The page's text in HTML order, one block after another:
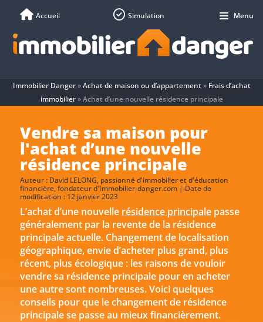
Immobilier Danger»Achat de maison ou d’appartement» Frais d’achat
immobilier»Achat d’une nouvelle résidence principale
Vendre sa maison pour
l'achat d’une nouvelle
résidence principale
Auteur : David LELONG, passionné d'immobilier et d'éducation
financière, fondateur d'Immobilier-danger.com | Date de
modification : 12 janvier 2023
L’achat d’une nouvelle résidence principalepasse
généralement par la revente de la résidence
principale actuelle. Changement de localisation
géographique, envie d’acheter plus grand, plus
récent, plus écologique : les raisons de vouloir
vendre sa résidence principale pour en acheter
une autre sont nombreuses. Voici quelques
conseils pour que le changement de résidence
principale se passe au mieux financièrement.
Accueil Simulation Menu